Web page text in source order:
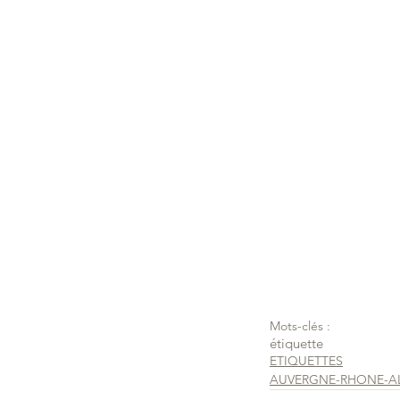
Mots-clés :
étiquette
ETIQUETTES
AUVERGNE-RHONE-